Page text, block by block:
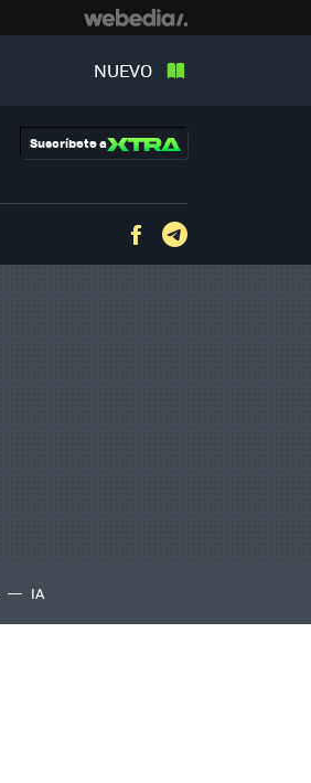
NUEVO
Suscríbete a
Facebook
IA